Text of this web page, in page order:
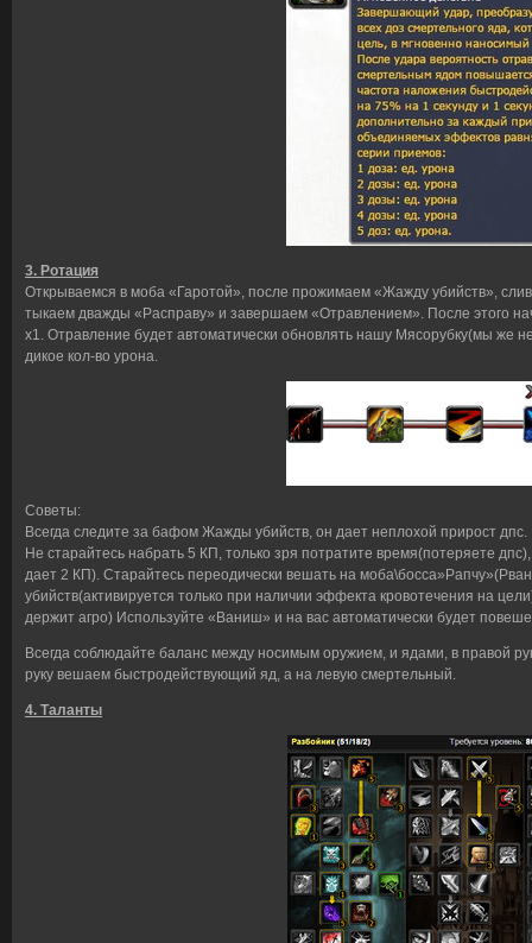
3. Ротация
Открываемся в моба «Гаротой», после прожимаем «Жажду убийств»,
тыкаем дважды «Расправу» и завершаем «Отравлением». После этого
х1. Отравление будет автоматически обновлять нашу Мясорубку(мы же
дикое кол-во урона.
Советы:
Всегда следите за бафом Жажды убийств, он дает неплохой прирост дпс.
Не старайтесь набрать 5 КП, только зря потратите время(потеряете
дает 2 КП). Старайтесь переодически вешать на
убийств(активируется только при наличии эффекта кровотечения на
держит агро) Используйте «Ваниш» и на вас автоматически будет
Всегда соблюдайте баланс между носимым оружием, и ядами, в правой
руку вешаем быстродействующий яд, а на левую смертельный.
4. Таланты